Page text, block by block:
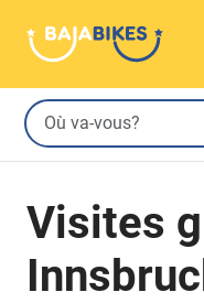
Visites